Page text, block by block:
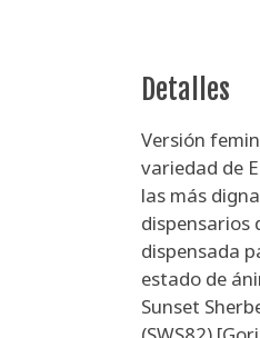
Detalles
Versión
variedad de
las más
dispensarios
dispensada
estado de
Sunset